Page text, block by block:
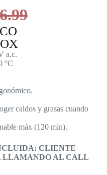
a.c.
°C
caldos y grasas cuando
máx (120 min).
CLIENTE
LLAMANDO AL CALL